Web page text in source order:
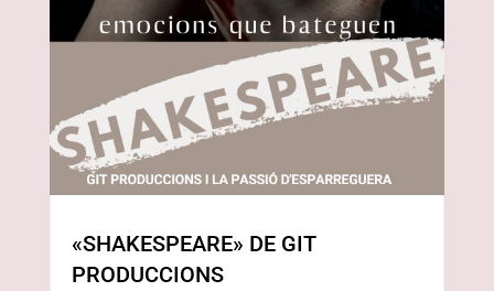
«SHAKESPEARE» DE GIT
PRODUCCIONS